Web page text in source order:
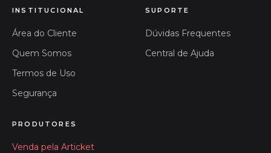
INSTITUCIONAL
Área do Cliente
Quem Somos
Termos de Uso
Segurança
SUPORTE
Dúvidas Frequentes
Central de Ajuda
PRODUTORES
Venda pela Articket